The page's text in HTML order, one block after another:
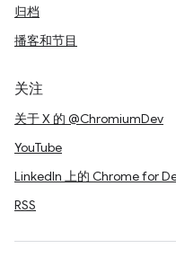
归档
播客和节目
关注
关于 X 的 @ChromiumDev
YouTube
LinkedIn 上的 Chrome for
RSS